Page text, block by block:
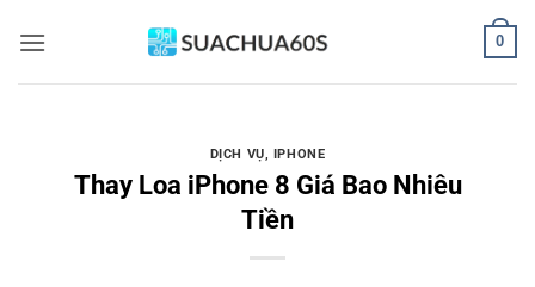
qua
0
DỊCH VỤ, IPHONE
Thay Loa iPhone 8 Giá Bao Nhiêu
Tiền